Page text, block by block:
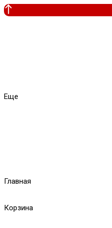
Еще
Главная
Корзина